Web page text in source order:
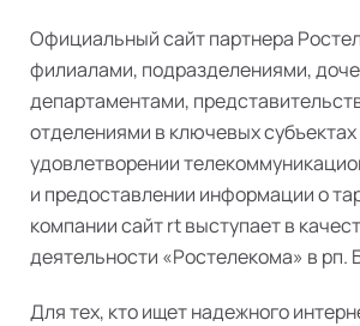
Официальный сайт партнера
филиалами, подразделениями,
департаментами,
отделениями в ключевых
удовлетворении
и предоставлении информации о
компании сайт rt выступает в
деятельности «Ростелекома» в рп.
Для тех, кто ищет надежного